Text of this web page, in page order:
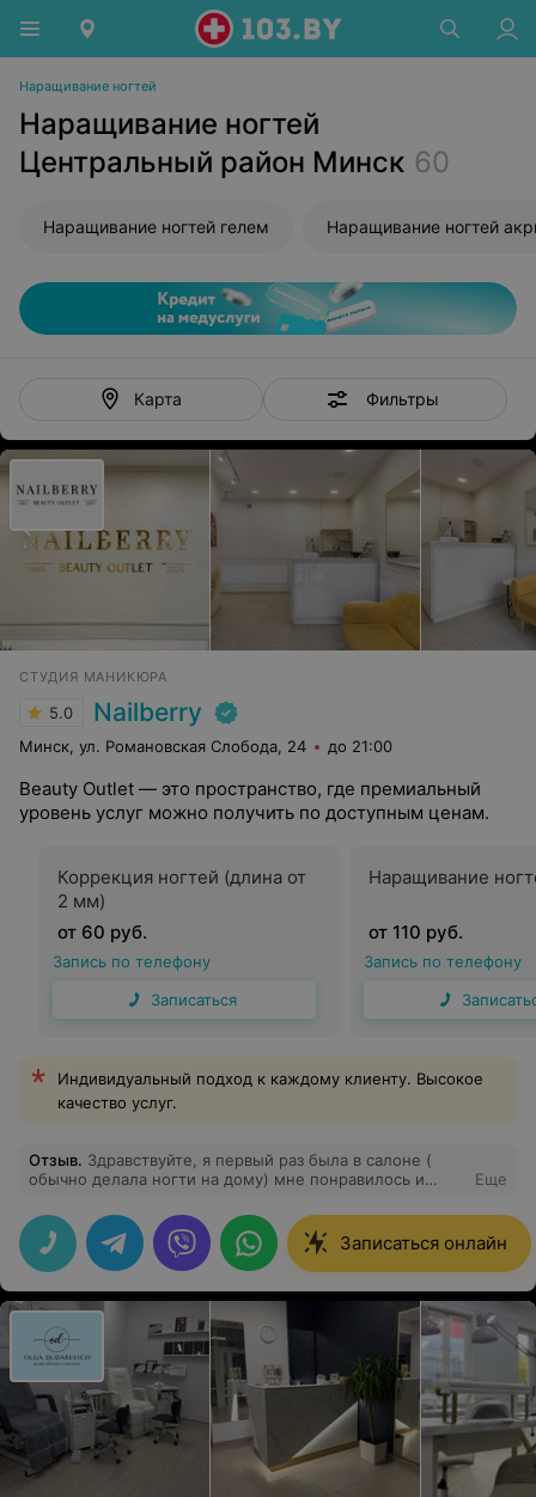
Наращивание ногтей
Наращивание ногтей
Центральный район Минск 60
Наращивание ногтей гелем Наращивание ногтей
Карта Фильтры
СТУДИЯ МАНИКЮРА
5.0 Nailberry
Минск, ул. Романовская Слобода, 24 до 21:00
Beauty Outlet — это пространство, где премиальный
уровень услуг можно получить по доступным ценам.
Коррекция ногтей (длина от
2 мм)
от 60 руб.
Запись по телефону
Записаться
Наращивание
от 110 руб.
Запись по телефону
Индивидуальный подход к каждому клиенту. Высокое
качество услуг.
Отзыв. Здравствуйте, я первый раз была в салоне (
обычно делала ногти на дому) мне понравилось и
мастер Анастасия, сделала мне красивые ногти,
спасибо
Еще
Записаться онлайн